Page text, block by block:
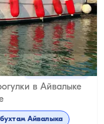
Новая лодка
в Айвалыке
бухтам Айвалыка